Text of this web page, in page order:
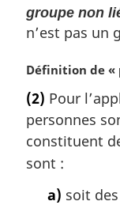
n
a
:
groupe non
n’est pas un
N
t
e
m
r
Définition de «
(2) Pour
personnes
constituent
sont :
a) soit